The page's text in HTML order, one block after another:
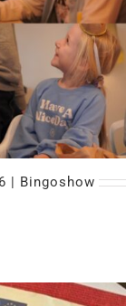
| Bingoshow